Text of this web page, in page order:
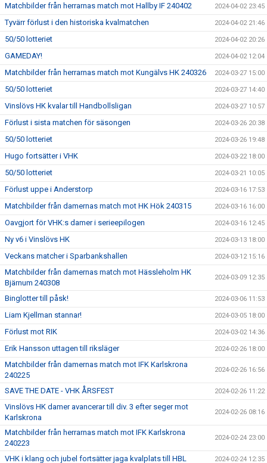
Matchbilder från herrarnas match mot Hallby IF 240402 2024-04-02 23:45
Tyvärr förlust i den historiska kvalmatchen 2024-04-02 21:46
50/50 lotteriet 2024-04-02 20:26
GAMEDAY! 2024-04-02 12:04
Matchbilder från herrarnas match mot Kungälvs HK 240326 2024-03-27 15:00
50/50 lotteriet 2024-03-27 14:40
Vinslövs HK kvalar till Handbollsligan 2024-03-27 10:57
Förlust i sista matchen för säsongen 2024-03-26 20:38
50/50 lotteriet 2024-03-26 19:48
Hugo fortsätter i VHK 2024-03-22 18:00
50/50 lotteriet 2024-03-21 10:05
Förlust uppe i Anderstorp 2024-03-16 17:53
Matchbilder från damernas match mot HK Hök 240315 2024-03-16 16:00
Oavgjort för VHK:s damer i serieepilogen 2024-03-16 12:45
Ny v6 i Vinslövs HK 2024-03-13 18:00
Veckans matcher i Sparbankshallen 2024-03-12 15:16
Matchbilder från damernas match mot Hässleholm HK
Bjärnum 240308
2024-03-09 12:35
Binglotter till påsk! 2024-03-06 11:53
Liam Kjellman stannar! 2024-03-05 18:00
Förlust mot RIK 2024-03-02 14:36
Erik Hansson uttagen till riksläger 2024-02-26 18:00
Matchbilder från damernas match mot IFK Karlskrona
240225
2024-02-26 16:56
SAVE THE DATE - VHK ÅRSFEST 2024-02-26 11:22
Vinslövs HK damer avancerar till div. 3 efter seger mot
Karlskrona
2024-02-26 08:16
Matchbilder från herrarnas match mot IFK Karlskrona
240223
2024-02-24 23:00
VHK i klang och jubel fortsätter jaga kvalplats till HBL 2024-02-24 12:35